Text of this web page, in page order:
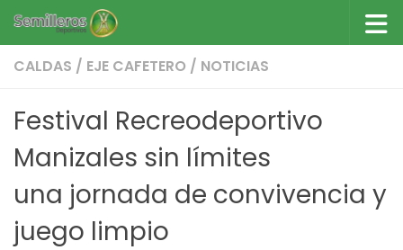
Saltar al contenido
CALDAS / EJE CAFETERO / NOTICIAS
Festival Recreodeportivo
Manizales sin límites
una jornada de convivencia y
juego limpio